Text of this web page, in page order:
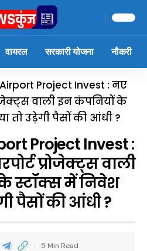
वायरल सरकारी योजना नौकरी
Project Invest : नए
वाली इन कंपनियों के
तो उड़ेगी पैसों की आंधी ?
Project Invest :
प्रोजेक्ट्स वाली
स्टॉक्स में निवेश
पैसों की आंधी ?
5 Min Read